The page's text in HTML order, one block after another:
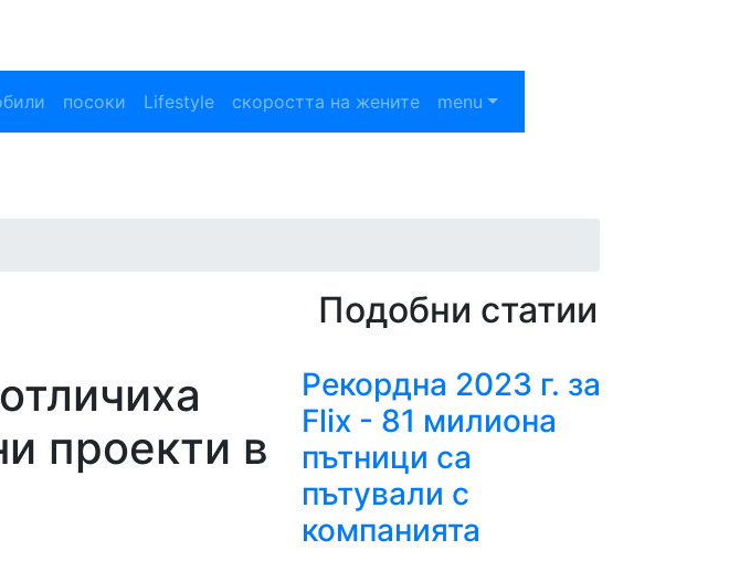
посоки Lifestyle скоростта на жените menu
проекти в
Подобни статии
Рекордна 2023 г. за
Flix - 81 милиона
пътници са
пътували с
компанията